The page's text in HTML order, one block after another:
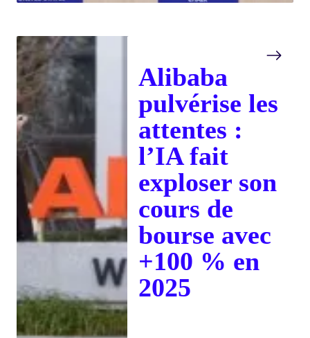
Alibaba
pulvérise les
attentes :
l’IA fait
exploser son
cours de
bourse avec
+100 % en
2025